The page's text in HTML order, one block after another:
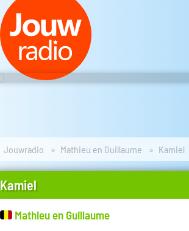
Jouwradio Mathieu en Guillaume Kamiel
Kamiel
Mathieu en Guillaume